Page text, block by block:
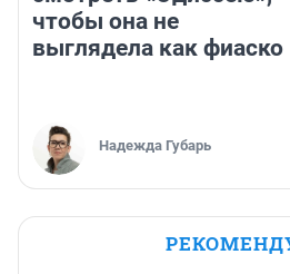
чтобы она не
выглядела как фиаско
Надежда Губарь